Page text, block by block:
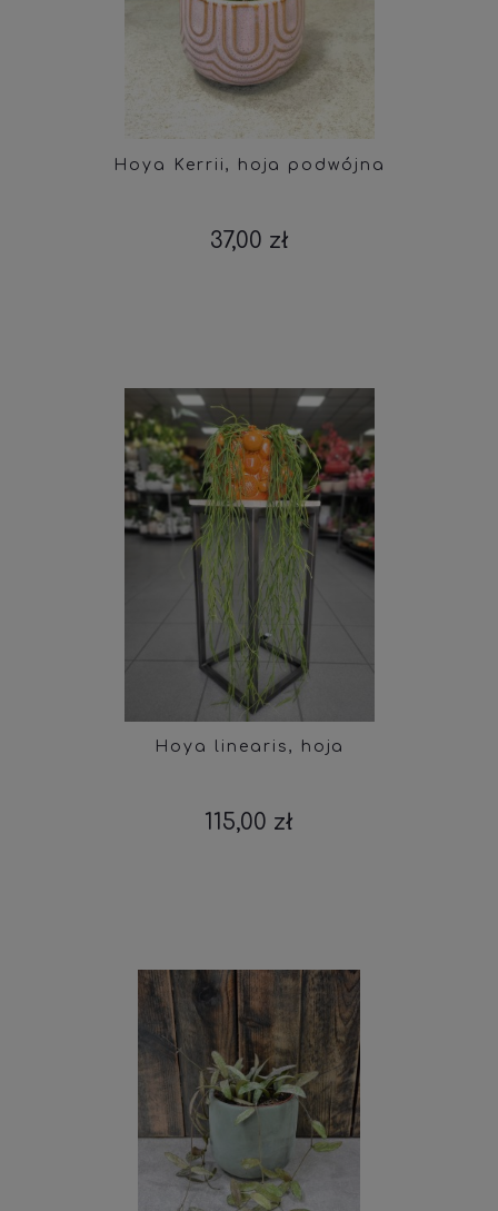
Hoya Kerrii, hoja podwójna
37,00 zł
Hoya linearis, hoja
115,00 zł